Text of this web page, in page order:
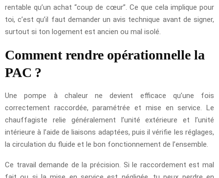
rentable qu’un achat “coup de cœur”. Ce que cela implique pour
toi, c’est qu’il faut demander un avis technique avant de signer,
surtout si ton logement est ancien ou mal isolé.
Comment rendre opérationnelle la
PAC ?
Une pompe à chaleur ne devient efficace qu’une fois
correctement raccordée, paramétrée et mise en service. Le
chauffagiste relie généralement l’unité extérieure et l’unité
intérieure à l’aide de liaisons adaptées, puis il vérifie les réglages,
la circulation du fluide et le bon fonctionnement de l’ensemble.
Ce travail demande de la précision. Si le raccordement est mal